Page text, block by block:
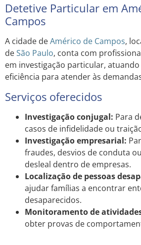
Detetive Particular em
Campos
A cidade deAmérico de Campos,
deSão Paulo, conta com
em investigação particular,
eficiência para atender às
Serviços oferecidos
Investigação conjugal: Para
casos de infidelidade ou
Investigação empresarial:
fraudes, desvios de conduta
desleal dentro de empresas.
Localização de pessoas
ajudar famílias a encontrar
desaparecidos.
Monitoramento de
obter provas de